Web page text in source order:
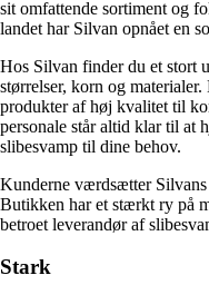
sit omfattende sortiment og
landet har Silvan opnået en
Hos Silvan finder du et stort
størrelser, korn og
produkter af høj kvalitet til
personale står altid klar til at
slibesvamp til dine behov.
Kunderne værdsætter Silvans
Butikken har et stærkt ry på
betroet leverandør af
Stark